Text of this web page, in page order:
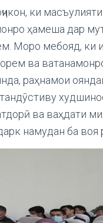
ки
ҳамеша дар
Моро мебояд, ки
ва
раҳнамои
ва ваҳдати
намудан ба воя